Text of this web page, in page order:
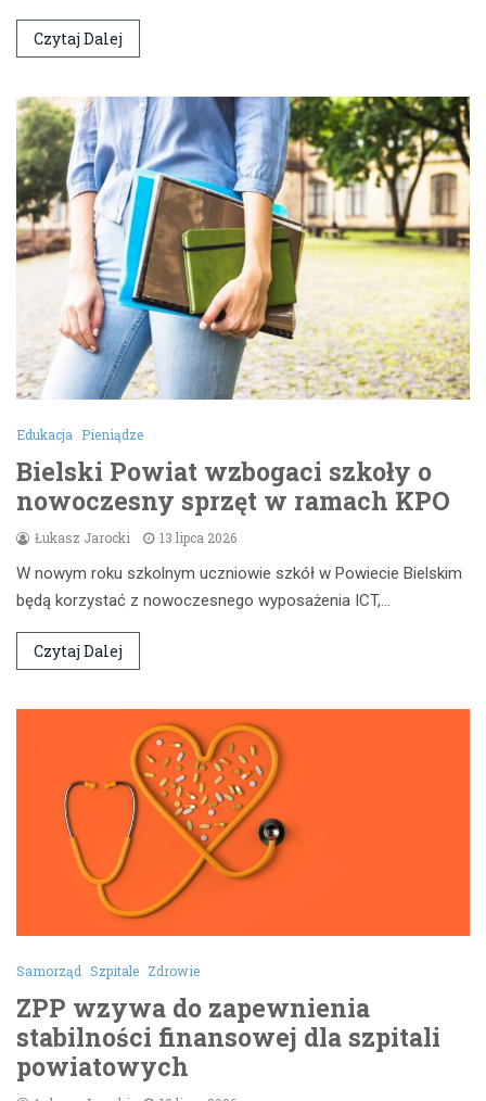
Czytaj Dalej
Edukacja Pieniądze
Bielski Powiat wzbogaci szkoły o
nowoczesny sprzęt w ramach KPO
Łukasz Jarocki 13 lipca 2026
W nowym roku szkolnym uczniowie szkół w Powiecie Bielskim
będą korzystać z nowoczesnego wyposażenia ICT,…
Czytaj Dalej
Samorząd Szpitale Zdrowie
ZPP wzywa do zapewnienia
stabilności finansowej dla szpitali
powiatowych